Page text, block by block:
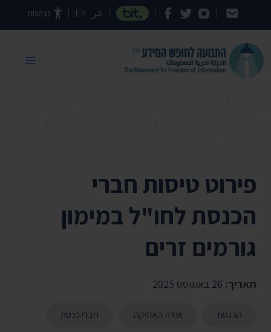
דילוג לתוכן העמוד عر En נגישות
פירוט טיסות חברי
הכנסת לחו"ל במימון
גורמים זרים
תאריך:
הכנסת ועדת האתיקה חברי כנסת